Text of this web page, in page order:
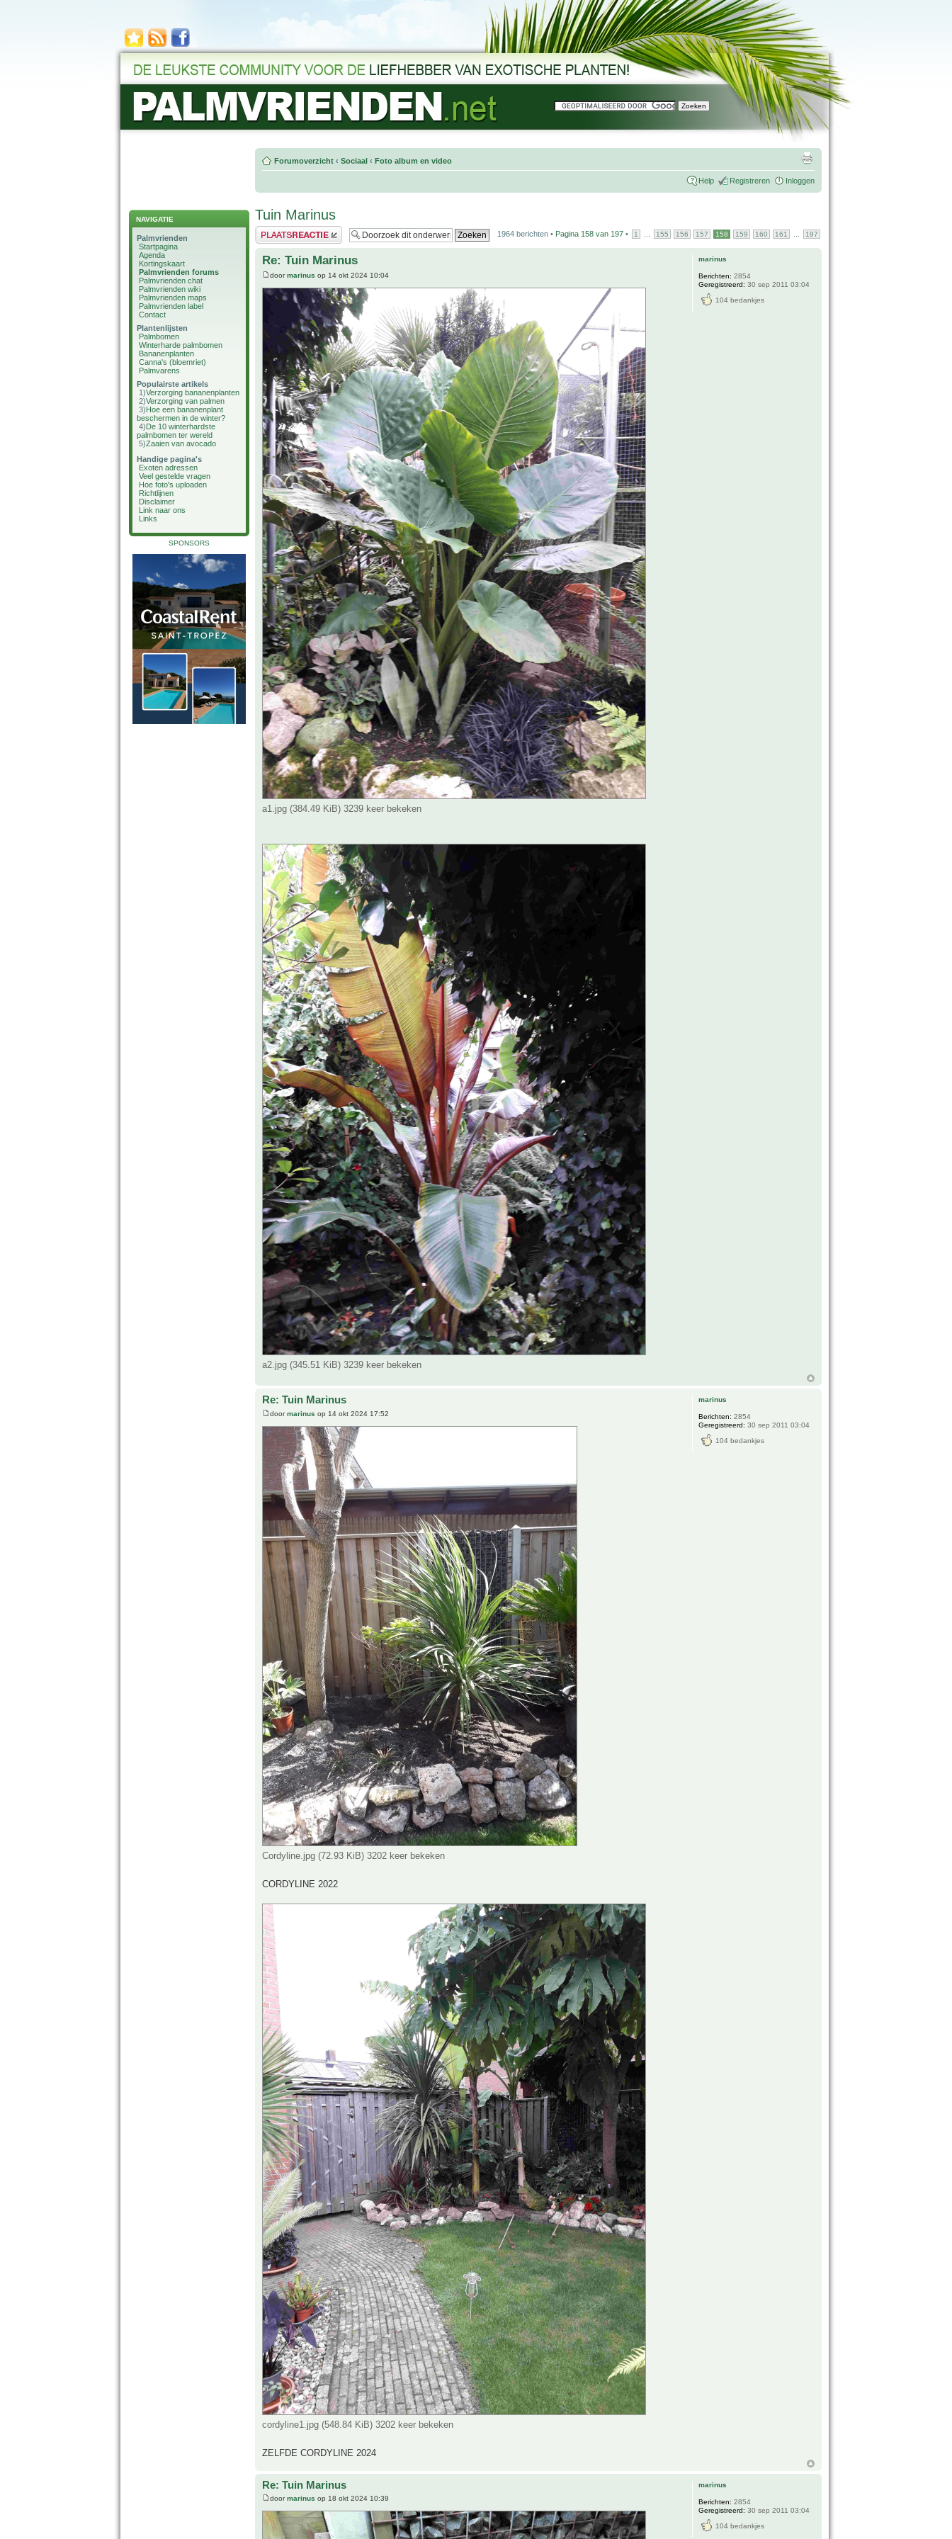
NAVIGATIE
Palmvrienden
Startpagina
Agenda
Kortingskaart
Palmvrienden forums
Palmvrienden chat
Palmvrienden wiki
Palmvrienden maps
Palmvrienden label
Contact
Plantenlijsten
Palmbomen
Winterharde palmbomen
Bananenplanten
Canna's (bloemriet)
Palmvarens
Populairste artikels
1)Verzorging bananenplanten
2)Verzorging van palmen
3)Hoe een bananenplant
beschermen in de winter?
4)De 10 winterhardste
palmbomen ter wereld
5)Zaaien van avocado
Handige pagina's
Exoten adressen
Veel gestelde vragen
Hoe foto's uploaden
Richtlijnen
Disclaimer
Link naar ons
Links
SPONSORS
Forumoverzicht ‹ Sociaal ‹ Foto album en video
Help Registreren Inloggen
Tuin Marinus
Plaats een reactie 1964 berichten • Pagina 158 van 197 • 1 155 156 157 158 159 160 161 197
Re: Tuin Marinus
doormarinus op 14 okt 2024 10:04
a1.jpg (384.49 KiB) 3239 keer bekeken
a2.jpg (345.51 KiB) 3239 keer bekeken
marinus
Berichten: 2854
Geregistreerd: 30 sep 2011 03:04
104 bedankjes
Re: Tuin Marinus
doormarinus op 14 okt 2024 17:52
Cordyline.jpg (72.93 KiB) 3202 keer bekeken
CORDYLINE 2022
cordyline1.jpg (548.84 KiB) 3202 keer bekeken
ZELFDE CORDYLINE 2024
marinus
Berichten: 2854
Geregistreerd: 30 sep 2011 03:04
104 bedankjes
Re: Tuin Marinus
doormarinus op 18 okt 2024 10:39
marinus
Berichten: 2854
Geregistreerd: 30 sep 2011 03:04
104 bedankjes